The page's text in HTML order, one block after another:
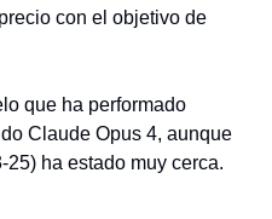
con el objetivo de
que ha performado
Claude Opus 4, aunque
ha estado muy cerca.